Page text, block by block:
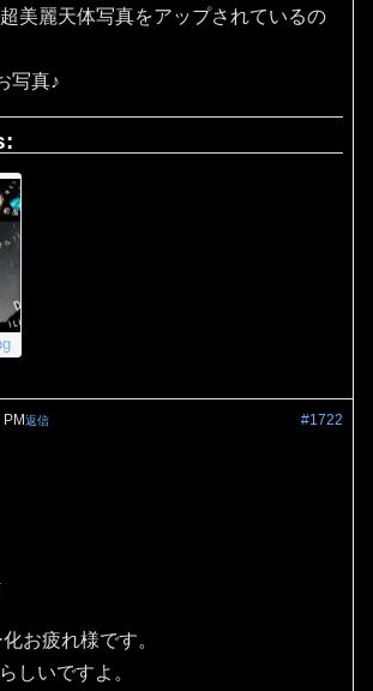
美麗天体写真をアップされているの
写真♪
#1722
返信
お疲れ様です。
しいですよ。